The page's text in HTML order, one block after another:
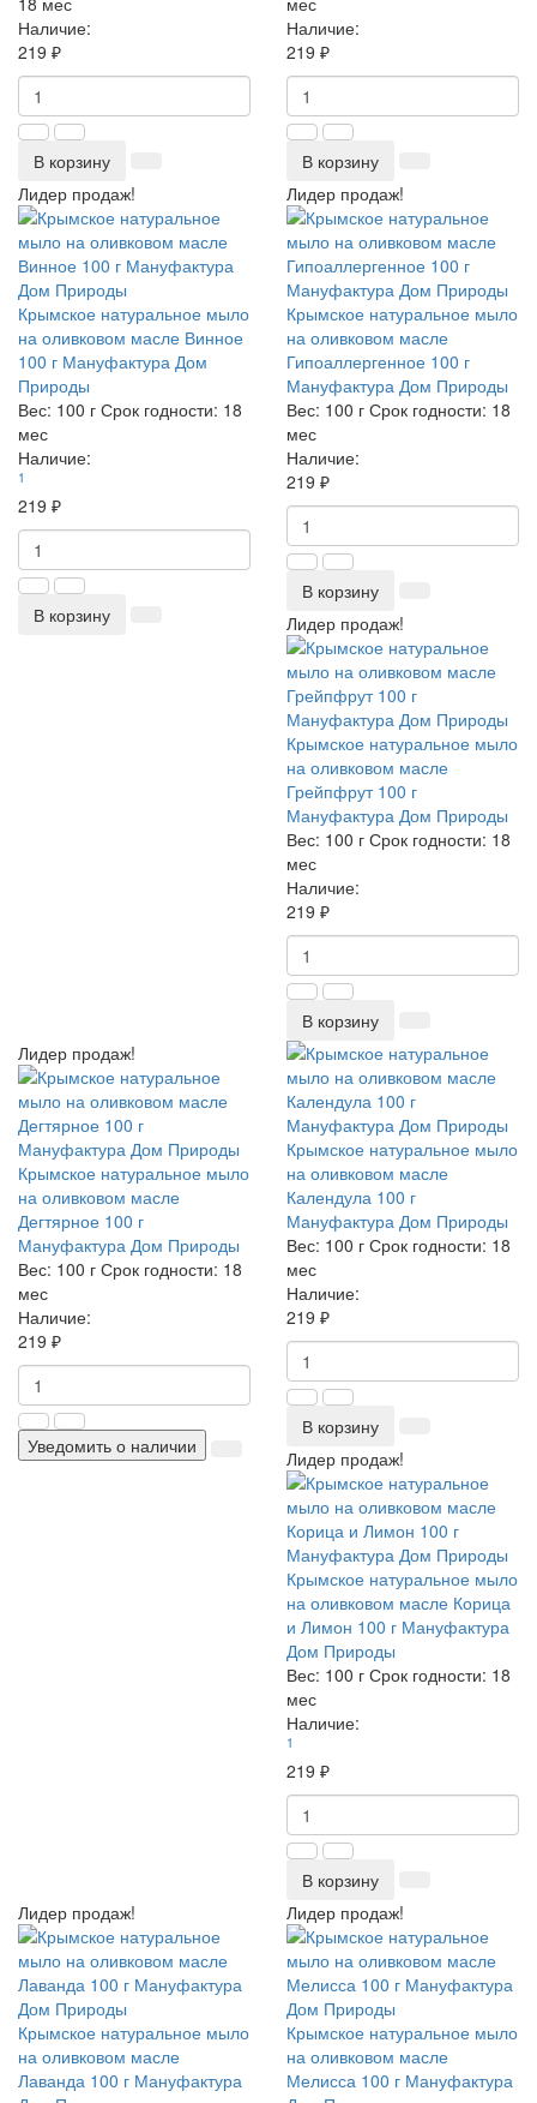
Наличие:
219 ₽
В корзину
Наличие:
219 ₽
В корзину
Лидер продаж!
Крымское натуральное мыло
на оливковом масле Винное
100 г Мануфактура Дом
Природы
Вес: 100 г Срок годности: 18
мес
Наличие:
1
219 ₽
В корзину
Лидер продаж!
Крымское натуральное мыло
на оливковом масле
Гипоаллергенное 100 г
Мануфактура Дом Природы
Вес: 100 г Срок годности: 18
мес
Наличие:
219 ₽
В корзину
Лидер продаж!
Крымское натуральное мыло
на оливковом масле
Грейпфрут 100 г
Мануфактура Дом Природы
Вес: 100 г Срок годности: 18
мес
Наличие:
219 ₽
В корзину
Лидер продаж!
Крымское натуральное мыло
на оливковом масле
Дегтярное 100 г
Мануфактура Дом Природы
Вес: 100 г Срок годности: 18
мес
Наличие:
219 ₽
Уведомить о наличии
Крымское натуральное мыло
на оливковом масле
Календула 100 г
Мануфактура Дом Природы
Вес: 100 г Срок годности: 18
мес
Наличие:
219 ₽
В корзину
Лидер продаж!
Крымское натуральное мыло
на оливковом масле Корица
и Лимон 100 г Мануфактура
Дом Природы
Вес: 100 г Срок годности: 18
мес
Наличие:
1
219 ₽
В корзину
Лидер продаж!
Крымское натуральное мыло
на оливковом масле
Лаванда 100 г Мануфактура
Лидер продаж!
Крымское натуральное мыло
на оливковом масле
Мелисса 100 г Мануфактура